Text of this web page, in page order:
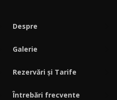
Despre
Galerie
Rezervări și Tarife
Întrebări frecvente